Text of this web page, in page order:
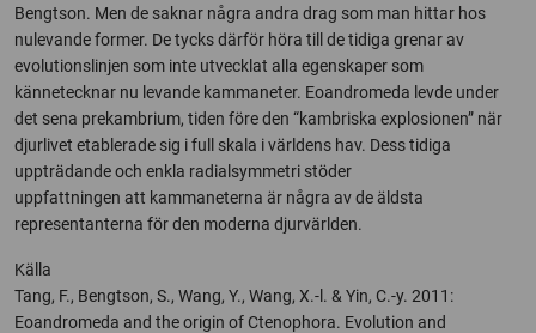
Bengtson. Men de saknar några andra drag som man hittar hos
nulevande former. De tycksdärför höra till de tidiga grenar av
evolutionslinjen som inte utvecklat alla egenskaper som
kännetecknar nu levande kammaneter. Eoandromeda levde under
det sena prekambrium, tiden före den “kambriska explosionen” när
djurlivet etablerade sig i full skala i världens hav. Dess tidiga
uppträdande och enkla radialsymmetri stöder
uppfattningen att kammaneterna är några av de äldsta
representanterna för den moderna djurvärlden.
Källa
Tang, F., Bengtson, S., Wang, Y., Wang, X.-l. & Yin, C.-y. 2011:
Eoandromeda and the origin of Ctenophora. Evolution and